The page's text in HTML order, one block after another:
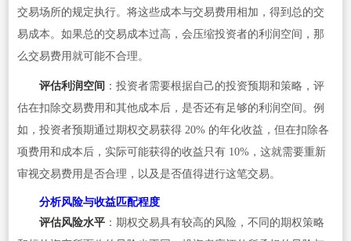
交易场所的规定执行。将这些成本与交易费用相加，得到总的交
易成本。如果总的交易成本过高，会压缩投资者的利润空间，那
么交易费用就可能不合理。
评估利润空间 ：投资者需要根据自己的投资预期和策略，评
估在扣除交易费用和其他成本后，是否还有足够的利润空间。例
如，投资者预期通过期权交易获得 20% 的年化收益，但在扣除各
项费用和成本后，实际可能获得的收益只有 10%，这就需要重新
审视交易费用是否合理，以及是否值得进行这笔交易。
分析风险与收益匹配程度
评估风险水平：期权交易具有较高的风险，不同的期权策略